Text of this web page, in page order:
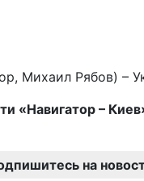
Михаил Рябов) –
«Навигатор –
на